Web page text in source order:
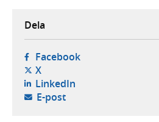
Dela
Facebook- öppnas i ny
X- öppnas i ny flik, extern
LinkedIn- öppnas i ny flik,
E-post- öppnar din e-